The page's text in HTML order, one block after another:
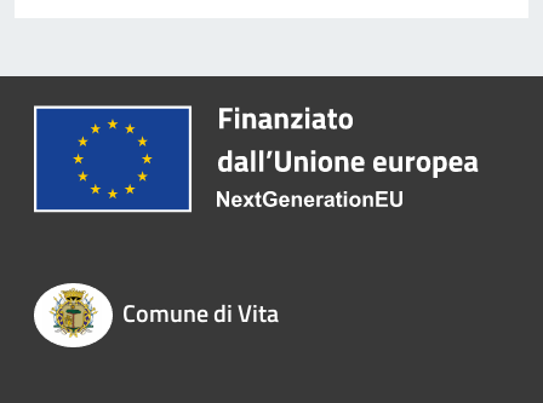
Comune di Vita